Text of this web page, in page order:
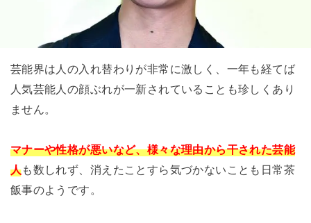
芸能界は人の入れ替わりが非常に激しく、一年も経てば
人気芸能人の顔ぶれが一新されていることも珍しくあり
ません。
マナーや性格が悪いなど、様々な理由から干された芸能
人も数しれず、消えたことすら気づかないことも日常茶
飯事のようです。